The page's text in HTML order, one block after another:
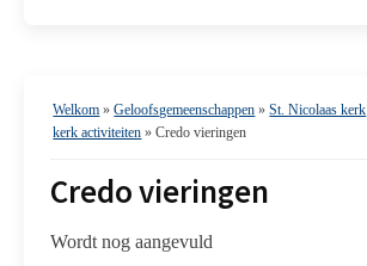
Nieuws / Activiteiten
Activiteiten in 2025
Activiteiten in 2024
‘Kind Op Schoot’ Vieringen
Welkom »Geloofsgemeenschappen »St. Nicolaas kerk
kerk activiteiten »Credo vieringen
Credo vieringen
Wordt nog aangevuld